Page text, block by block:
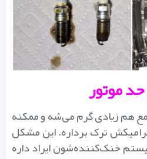
هم زیادی گرم می‌شه و ممکنه
ترک برداره. این مشکل
خنک‌کننده‌شون ایراد داره